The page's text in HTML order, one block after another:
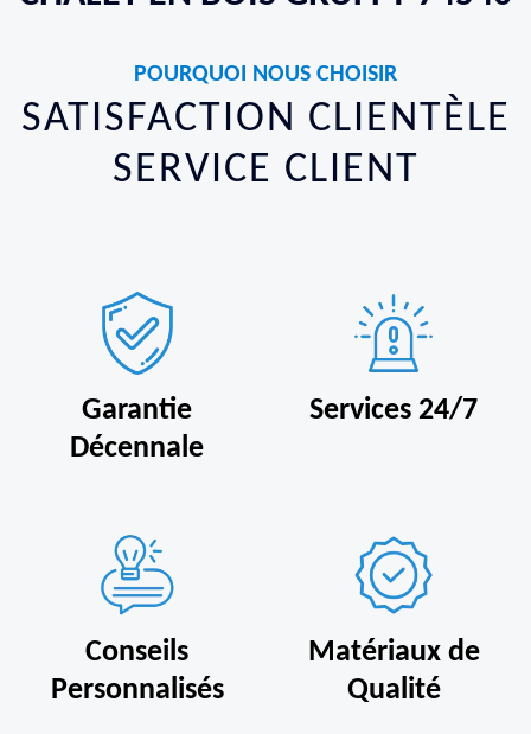
POURQUOI NOUS CHOISIR
SATISFACTION CLIENTÈLE
SERVICE CLIENT
Garantie
Décennale
Services 24/7
Conseils
Personnalisés
Matériaux de
Qualité